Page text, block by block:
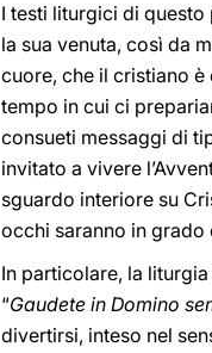
I testi liturgici di questo
la sua venuta, così da
cuore, che il cristiano
tempo in cui ci
consueti messaggi di
invitato a vivere
sguardo interiore su
occhi saranno in grado
In particolare, la
“Gaudete in Domino
divertirsi, inteso nel